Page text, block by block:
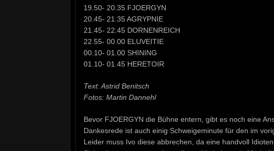
19.50- 20.35 FJOERGYN
20.45- 21.35 AGRYPNIE
21.45- 22.45 DORNENREICH
22.55- 00.00 ELUVEITIE
00.10- 01.00 SHINING
01.10- 01.45 HERETOIR
Text: Astrid Benitsch
Fotos: Martin Dannehl
Bevor FJOERGYN die Bühne entern, gibt es noch eine
Dankesrede ist auch einig Schweigeminute für den im
Leider muss Ivo diese abbrechen, da eine handvoll